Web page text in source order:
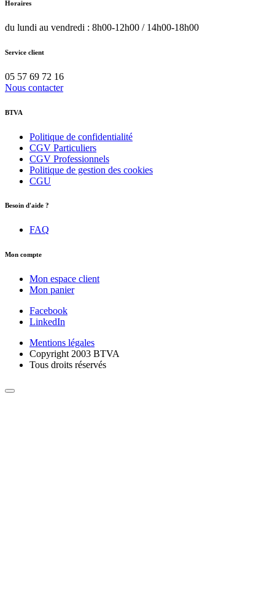
Horaires
du lundi au vendredi : 8h00-12h00 / 14h00-18h00
Service client
05 57 69 72 16
Nous contacter
BTVA
Politique de confidentialité
CGV Particuliers
CGV Professionnels
Politique de gestion des cookies
CGU
Besoin d'aide ?
FAQ
Mon compte
Mon espace client
Mon panier
Facebook
LinkedIn
Mentions légales
Copyright 2003 BTVA
Tous droits réservés